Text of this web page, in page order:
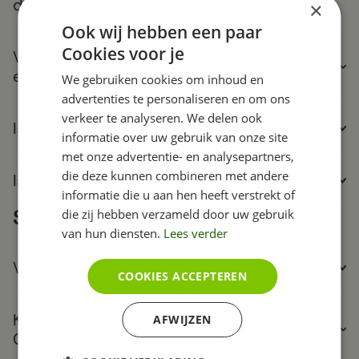
domein, kan dat?
Wie zorgt er voor een update van de website
en CMS?
​Is het CMS veilig?
Is een Tijdvooreensite-website AVG-proof?
SEO en Google
Wordt mijn website goed gevonden in Google?
Kan ik gebruikmaken van de statistieken van
Google Analytics?
×
Ook wij hebben een paar
Cookies voor je
We gebruiken cookies om inhoud en
advertenties te personaliseren en om ons
verkeer te analyseren. We delen ook
informatie over uw gebruik van onze site
met onze advertentie- en analysepartners,
die deze kunnen combineren met andere
informatie die u aan hen heeft verstrekt of
die zij hebben verzameld door uw gebruik
van hun diensten. Lees verder
COOKIES ACCEPTEREN
AFWIJZEN